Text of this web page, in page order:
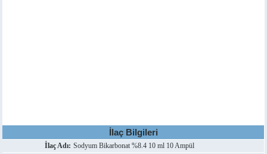
İlaç Bilgileri
İlaç Adı: Sodyum Bikarbonat %8.4 10 ml 10 Ampül